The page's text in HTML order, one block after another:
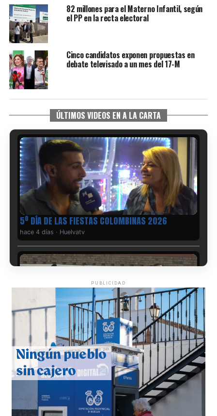
82 millones para el Materno Infantil, según
el PP en la recta electoral
Cinco candidatos exponen propuestas en
debate televisado a un mes del 17-M
ÚLTIMOS VIDEOS EN A LA CARTA
5º DÍA DE LAS FIESTAS COLOMBINAS 2026
hace 4 días · Huelvatv
CUARTA CORRIDA DE LAS FIESTAS COLOMBINAS
2026
hace 5 días·Huelvatv
PUBLICIDAD